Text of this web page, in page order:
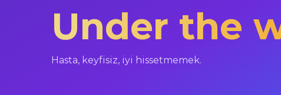
Under the
Hasta, keyfisiz, iyi hissetmemek.